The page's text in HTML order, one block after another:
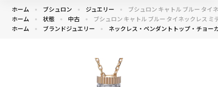
ホーム ブシュロン ジュエリー
ブシュロン キャトル ブルー タイ
ホーム
状態 中古
ブシュロン キャトル ブルー タイネックレス
ホーム
ブランドジュエリー ネックレス・ペンダントトップ・チョー